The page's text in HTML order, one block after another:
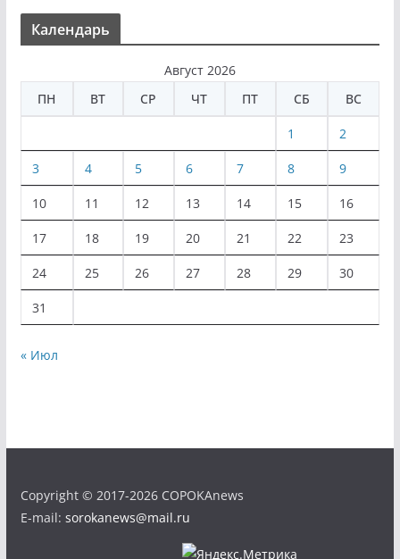
Календарь
Август 2026
ПН
ВТ СР ЧТ ПТ СБ ВС
1 2
3 4 5 6 7 8 9
10 11 12 13 14 15 16
17 18 19 20 21 22 23
24 25 26 27 28 29 30
31
« Июл
Copyright © 2017-2026 COPOKAnews
E-mail: sorokanews@mail.ru